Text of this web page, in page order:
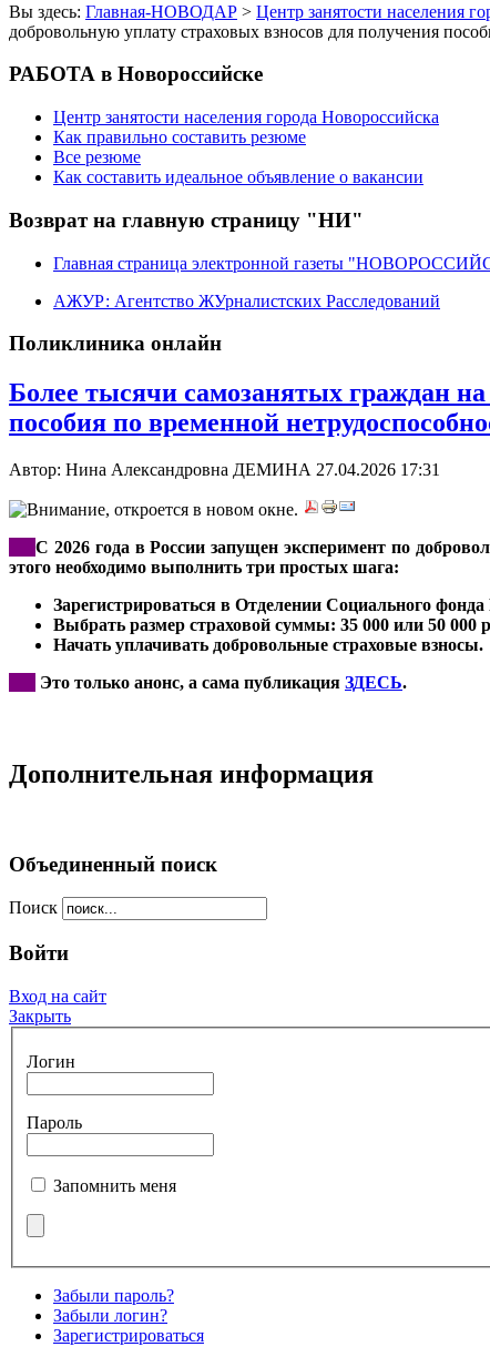
Вы здесь: Главная-НОВОДАР > Центр занятости населения
добровольную уплату страховых взносов для получения
РАБОТА в Новороссийске
Центр занятости населения города Новороссийска
Как правильно составить резюме
Все резюме
Как составить идеальное объявление о вакансии
Возврат на главную страницу "НИ"
Главная страница электронной газеты
АЖУР: Агентство ЖУрналистских Расследований
Поликлиника онлайн
Более тысячи самозанятых граждан
пособия по временной
Автор: Нина Александровна ДЕМИНА 27.04.2026 17:31
С 2026 года в России запущен эксперимент по
этого необходимо выполнить три простых шага:
Зарегистрироваться в Отделении Социального
Выбрать размер страховой суммы: 35 000 или 50 000
Начать уплачивать добровольные страховые взносы.
Это только анонс, а сама публикация ЗДЕСЬ.
Дополнительная информация
Объединенный поиск
Поиск
Войти
Вход на сайт
Закрыть
Логин
Пароль
Запомнить меня
Забыли пароль?
Забыли логин?
Зарегистрироваться